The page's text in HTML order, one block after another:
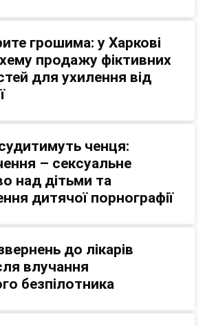
грошима: у Харкові
продажу фіктивних
для ухилення від
ченця:
– сексуальне
над дітьми та
дитячої порнографії
до лікарів
влучання
безпілотника